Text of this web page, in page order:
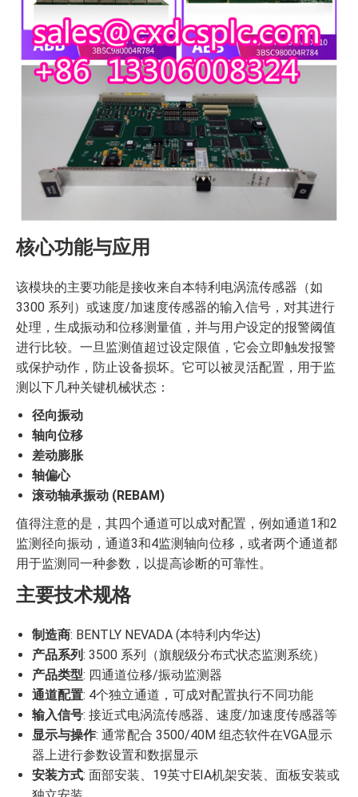
核心功能与应用
该模块的主要功能是接收来自本特利电涡流传感器（如
3300 系列）或速度/加速度传感器的输入信号，对其进行
处理，生成振动和位移测量值，并与用户设定的报警阈值
进行比较。一旦监测值超过设定限值，它会立即触发报警
或保护动作，防止设备损坏。它可以被灵活配置，用于监
测以下几种关键机械状态：
径向振动
轴向位移
差动膨胀
轴偏心
滚动轴承振动 (REBAM)
值得注意的是，其四个通道可以成对配置，例如通道1和2
监测径向振动，通道3和4监测轴向位移，或者两个通道都
用于监测同一种参数，以提高诊断的可靠性。
主要技术规格
制造商: BENTLY NEVADA (本特利内华达)
产品系列: 3500 系列（旗舰级分布式状态监测系统）
产品类型: 四通道位移/振动监测器
通道配置: 4个独立通道，可成对配置执行不同功能
输入信号: 接近式电涡流传感器、速度/加速度传感器等
显示与操作: 通常配合 3500/40M 组态软件在VGA显示
器上进行参数设置和数据显示
安装方式: 面部安装、19英寸EIA机架安装、面板安装或